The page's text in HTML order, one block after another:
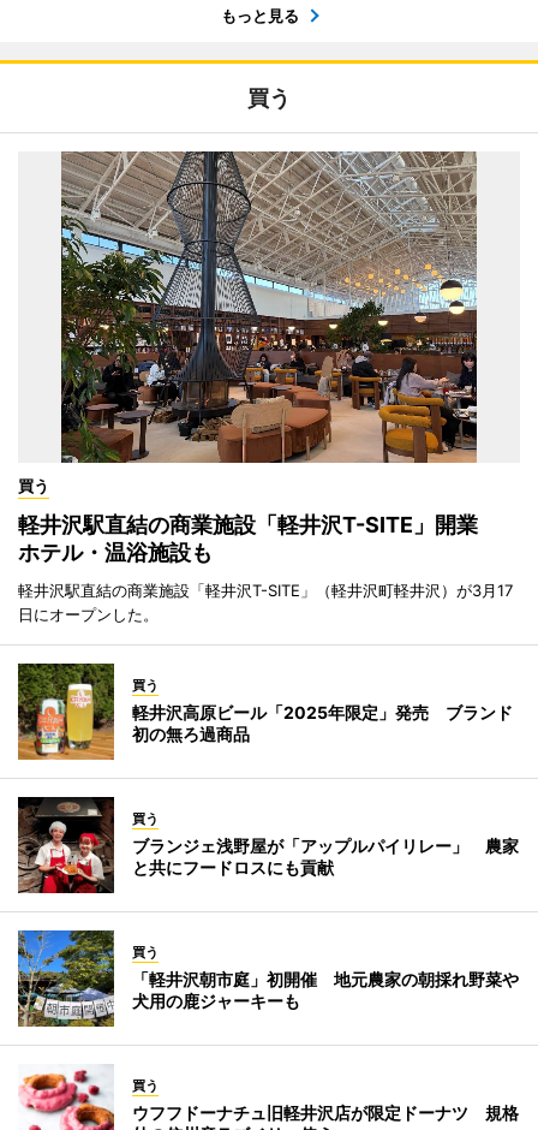
もっと見る
買う
買う
軽井沢駅直結の商業施設「軽井沢T-SITE」開業
ホテル・温浴施設も
軽井沢駅直結の商業施設「軽井沢T-SITE」（軽井沢町軽井沢）が3月17
日にオープンした。
買う
軽井沢高原ビール「2025年限定」発売 ブランド
初の無ろ過商品
買う
ブランジェ浅野屋が「アップルパイリレー」 農家
と共にフードロスにも貢献
買う
「軽井沢朝市庭」初開催 地元農家の朝採れ野菜や
犬用の鹿ジャーキーも
買う
ウフフドーナチュ旧軽井沢店が限定ドーナツ 規格